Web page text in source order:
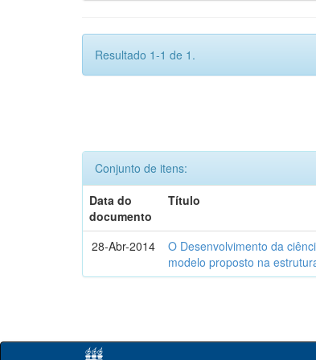
Resultado 1-1 de 1.
Conjunto de itens:
Data do
documento
Título
28-Abr-2014
O Desenvolvimento da
modelo proposto na